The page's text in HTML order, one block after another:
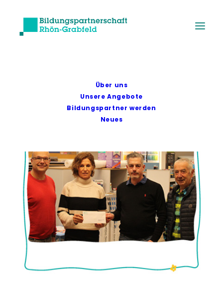
Über uns
Unsere Angebote
Bildungspartner werden
Neues